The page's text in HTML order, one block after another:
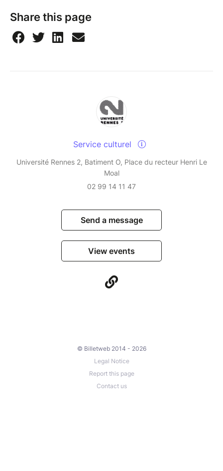
Share this page
Service culturel
Université Rennes 2, Batiment O, Place du recteur Henri Le
Moal
02 99 14 11 47
Send a message
View events
© Billetweb 2014 - 2026
Legal Notice
Report this page
Contact us